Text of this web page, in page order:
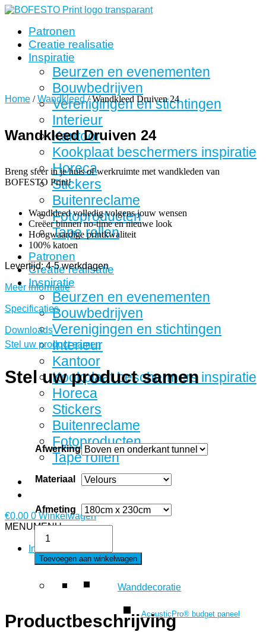
Ga
inhoud
Patronen
Creatie realisatie
Inspiratie
Beurzen en evenementen
Bouwbedrijven
Verenigingen en stichtingen
Interieur
Kantoor
Kookplaat beschermers inspiratie
Horeca
Stickers
Buitenreclame
Fotoproducten
Tape rollen
Patronen
Creatie realisatie
Inspiratie
Beurzen en evenementen
Bouwbedrijven
Verenigingen en stichtingen
Interieur
Kantoor
Kookplaat beschermers inspiratie
Horeca
Stickers
Buitenreclame
Fotoproducten
Tape rollen
€0,00 0 Winkelwagen
MENUMENU
Interieur
Wanddecoratie
AcousticPro® budget paneel
Home /Wandkleed/ Wandkleed Druiven 24
Wandkleed Druiven 24
Breng sfeer in je huis of werkruimte met wandkleden van
BOFESTO Print!
Wandkleed volledig volgens jouw wensen
Creëer binnen no-time en nieuwe look
Hoogwaardige printkwaliteit
100% katoen
Levertijd: 4-5 werkdagen
Meer informatie
Specificaties
Downloads
Stel uw product samen
Stel uw product samen
Afwerking
Materiaal
Afmeting
Wandkleed
Druiven
24
aantal
Toevoegen aan winkelwagen
Productbeschrijving